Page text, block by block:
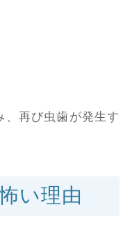
、再び虫歯が発生す
い理由